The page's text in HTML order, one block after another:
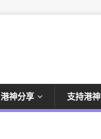
港神分享 支持港神